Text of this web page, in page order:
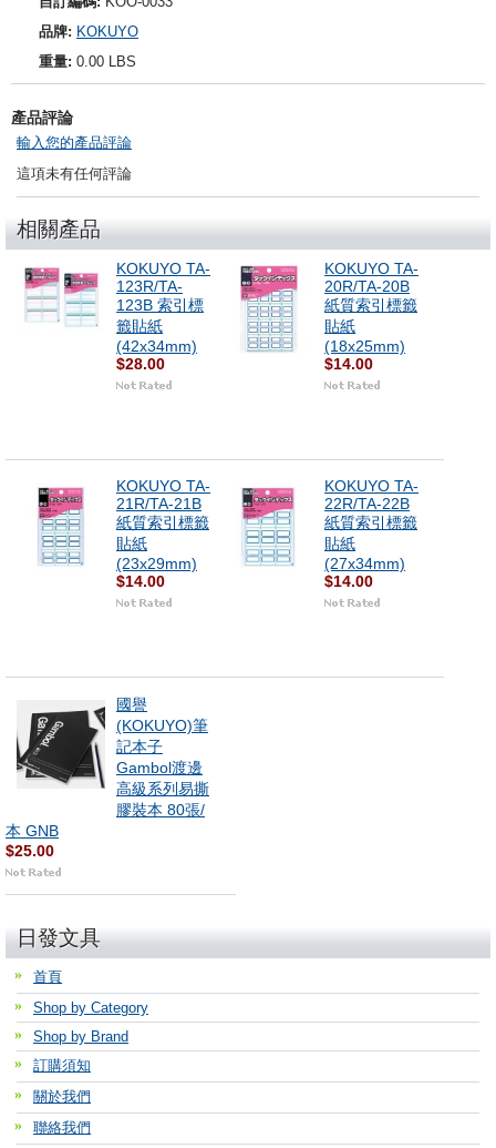
品牌: KOKUYO
重量: 0.00 LBS
產品評論
輸入您的產品評論
這項未有任何評論
相關產品
KOKUYO TA-
123R/TA-
123B 索引標
籤貼紙
(42x34mm)
$28.00
KOKUYO TA-
20R/TA-20B
紙質索引標籤
貼紙
(18x25mm)
$14.00
KOKUYO TA-
21R/TA-21B
紙質索引標籤
貼紙
(23x29mm)
$14.00
KOKUYO TA-
22R/TA-22B
紙質索引標籤
貼紙
(27x34mm)
$14.00
國譽
(KOKUYO)筆
記本子
Gambol渡邊
高級系列易撕
膠裝本 80張/
本 GNB
$25.00
日發文具
首頁
Shop by Category
Shop by Brand
訂購須知
關於我們
聯絡我們